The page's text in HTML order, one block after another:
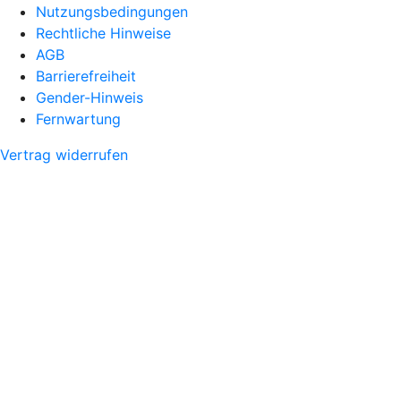
Nutzungsbedingungen
Rechtliche Hinweise
AGB
Barrierefreiheit
Gender-Hinweis
Fernwartung
Vertrag widerrufen